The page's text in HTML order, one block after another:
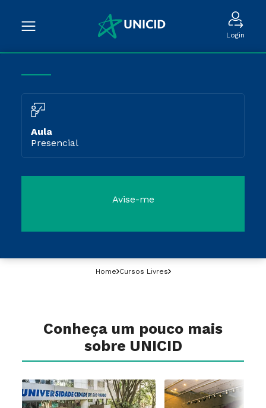
Login
Home Cursos Livres
Aula
Presencial
Avise-me
Conheça um pouco mais
sobre UNICID